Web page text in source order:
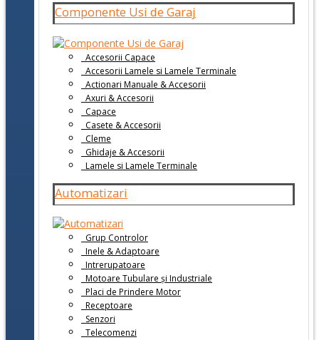
Componente Usi de Garaj
Accesorii Capace
Accesorii Lamele si Lamele Terminale
Actionari Manuale & Accesorii
Axuri & Accesorii
Capace
Casete & Accesorii
Cleme
Ghidaje & Accesorii
Lamele si Lamele Terminale
Automatizari
Grup Controlor
Inele & Adaptoare
Intrerupatoare
Motoare Tubulare și Industriale
Placi de Prindere Motor
Receptoare
Senzori
Telecomenzi